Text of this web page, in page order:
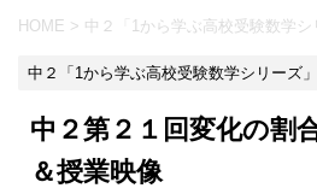
HOME > 中２「1から学ぶ高校受験数学シ
中２「1から学ぶ高校受験数学シリーズ」
中２第２１回変化の割
＆授業映像